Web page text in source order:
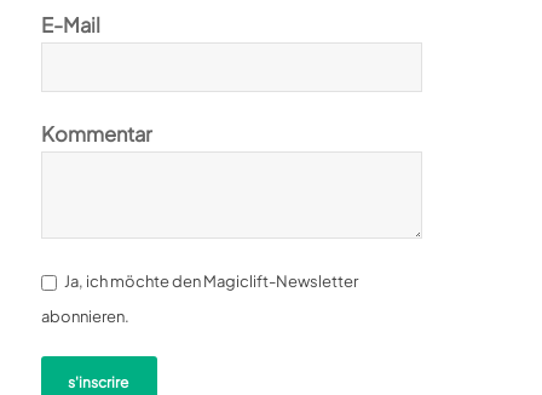
E-Mail
Kommentar
Ja, ich möchte den Magiclift-Newsletter
abonnieren.